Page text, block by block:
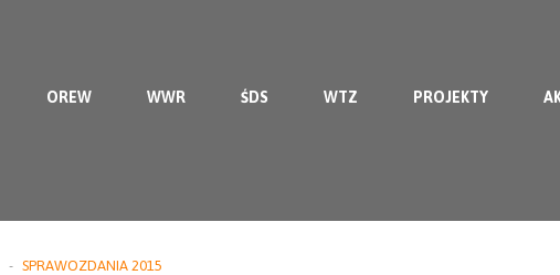
OREW WWR ŚDS WTZ PROJEKTY
SPRAWOZDANIA 2015